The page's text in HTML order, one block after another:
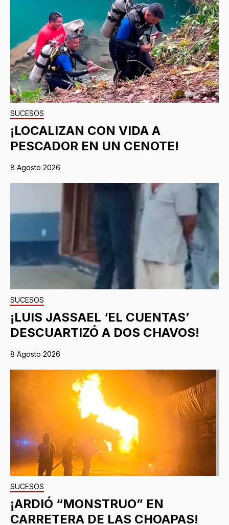
SUCESOS
¡LOCALIZAN CON VIDA A
PESCADOR EN UN CENOTE!
8 Agosto 2026
SUCESOS
¡LUIS JASSAEL ‘EL CUENTAS’
DESCUARTIZÓ A DOS CHAVOS!
8 Agosto 2026
SUCESOS
¡ARDIÓ “MONSTRUO” EN
CARRETERA DE LAS CHOAPAS!